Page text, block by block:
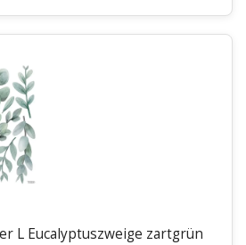
L Eucalyptuszweige zartgrün